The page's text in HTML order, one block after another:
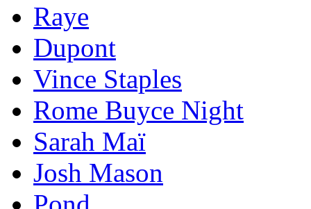
Raye
Dupont
Vince Staples
Rome Buyce Night
Sarah Maï
Josh Mason